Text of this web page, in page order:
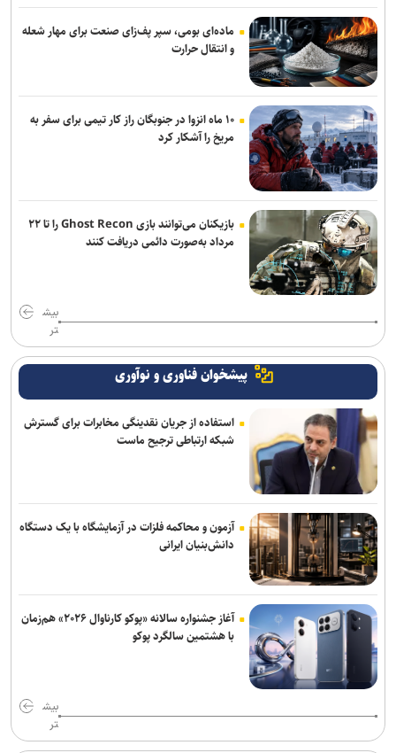
دانشکده فنی فومن
ماده‌ای بومی، سپر پف‌زای صنعت برای مهار شعله
و انتقال حرارت
۱۰ ماه انزوا در جنوبگان راز کار تیمی برای سفر به
مریخ را آشکار کرد
بازیکنان می‌توانند بازی Ghost Recon را تا ۲۲
مرداد به‌صورت دائمی دریافت کنند
بیش
تر
پیشخوان فناوری و نوآوری
استفاده از جریان نقدینگی مخابرات برای گسترش
شبکه ارتباطی ترجیح ماست
آزمون و محاکمه فلزات در آزمایشگاه با یک دستگاه
دانش‌بنیان ایرانی
آغاز جشنواره سالانه «پوکو کارناوال ۲۰۲۶» هم‌زمان
با هشتمین سالگرد پوکو
بیش
تر